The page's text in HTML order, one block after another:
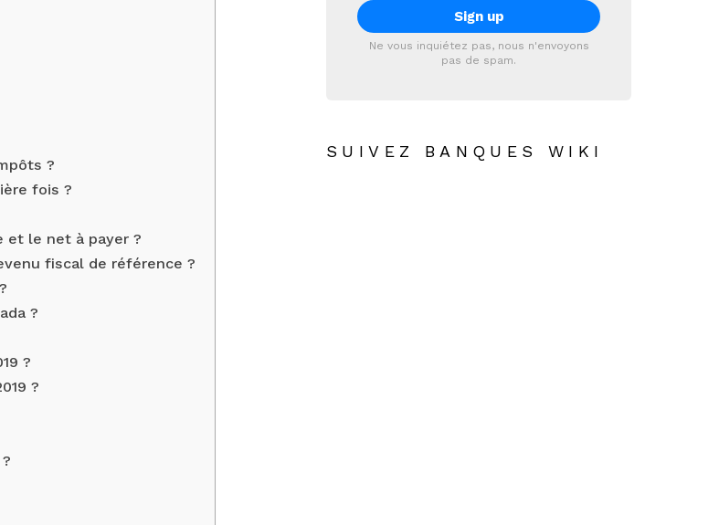
?
fois ?
et le net à payer ?
fiscal de référence ?
?
?
?
Ne vous inquiétez pas, nous n'envoyons
pas de spam.
SUIVEZ BANQUES WIKI